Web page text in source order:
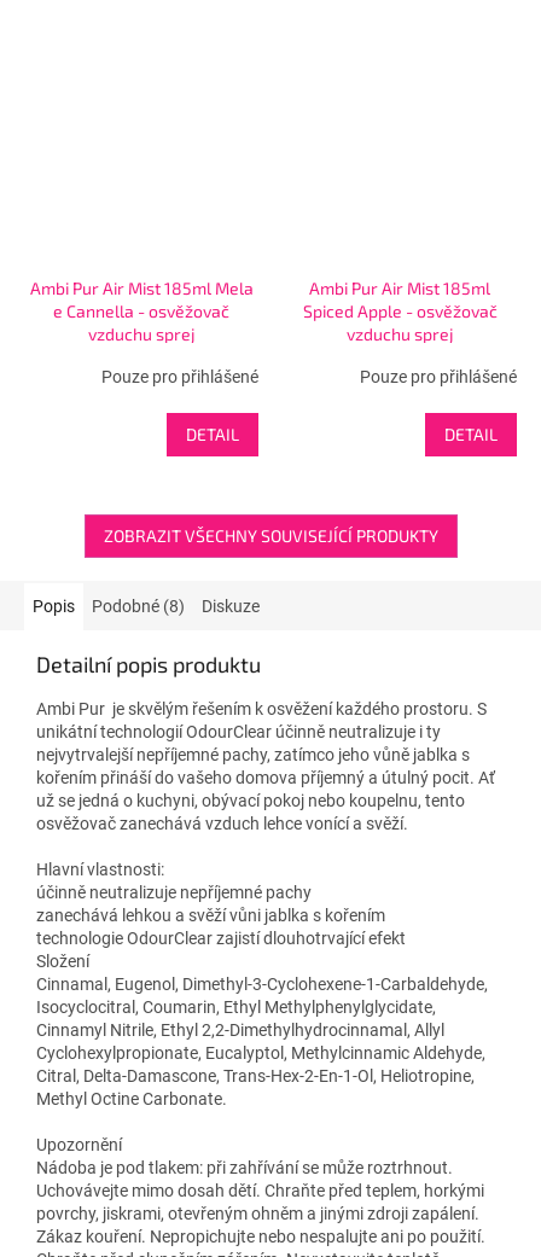
Ambi Pur Air Mist 185ml Mela
e Cannella - osvěžovač
vzduchu sprej
Pouze pro přihlášené
DETAIL
Ambi Pur Air Mist 185ml
Spiced Apple - osvěžovač
vzduchu sprej
Pouze pro přihlášené
DETAIL
ZOBRAZIT VŠECHNY SOUVISEJÍCÍ PRODUKTY
Popis Podobné (8) Diskuze
Detailní popis produktu
Ambi Pur je skvělým řešením k osvěžení každého prostoru. S
unikátní technologií OdourClear účinně neutralizuje i ty
nejvytrvalejší nepříjemné pachy, zatímco jeho vůně jablka s
kořením přináší do vašeho domova příjemný a útulný pocit. Ať
už se jedná o kuchyni, obývací pokoj nebo koupelnu, tento
osvěžovač zanechává vzduch lehce vonící a svěží.
Hlavní vlastnosti:
účinně neutralizuje nepříjemné pachy
zanechává lehkou a svěží vůni jablka s kořením
technologie OdourClear zajistí dlouhotrvající efekt
Složení
Cinnamal, Eugenol, Dimethyl-3-Cyclohexene-1-Carbaldehyde,
Isocyclocitral, Coumarin, Ethyl Methylphenylglycidate,
Cinnamyl Nitrile, Ethyl 2,2-Dimethylhydrocinnamal, Allyl
Cyclohexylpropionate, Eucalyptol, Methylcinnamic Aldehyde,
Citral, Delta-Damascone, Trans-Hex-2-En-1-Ol, Heliotropine,
Methyl Octine Carbonate.
Upozornění
Nádoba je pod tlakem: při zahřívání se může roztrhnout.
Uchovávejte mimo dosah dětí. Chraňte před teplem, horkými
povrchy, jiskrami, otevřeným ohněm a jinými zdroji zapálení.
Zákaz kouření. Nepropichujte nebo nespalujte ani po použití.